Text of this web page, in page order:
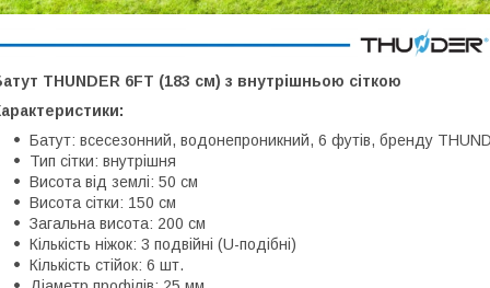
THUNDER 6FT (183 см) з внутрішньою сіткою
Батут: всесезонний, водонепроникний, 6 футів, бренду
Тип сітки: внутрішня
Висота від землі: 50 см
Висота сітки: 150 см
Загальна висота: 200 см
Кількість ніжок: 3 подвійні (U-подібні)
Кількість стійок: 6 шт.